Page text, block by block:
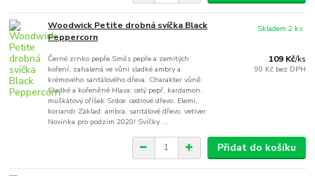
Woodwick Petite drobná svíčka Black
Peppercorn
Černé zrnko pepře Směs pepře a zemitých
koření, zahalená ve vůni sladké ambry a
krémového santálového dřeva. Charakter vůně:
Sladké a kořeněné Hlava: celý pepř, kardamon,
muškátový oříšek Srdce: cedrové dřevo, Elemi,
koriandr Základ: ambra, santálové dřevo, vetiver
Novinka pro podzim 2020! Svíčky ...
109 Kč/ks
90 Kč bez DPH
Skladem 2 ks
Přidat do košíku